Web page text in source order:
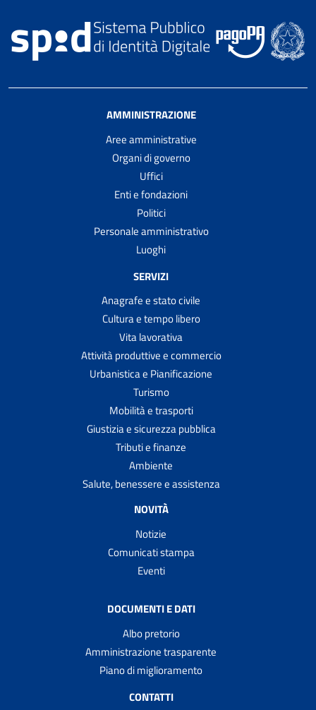
AMMINISTRAZIONE
Aree amministrative
Organi di governo
Uffici
Enti e fondazioni
Politici
Personale amministrativo
Luoghi
SERVIZI
Anagrafe e stato civile
Cultura e tempo libero
Vita lavorativa
Attività produttive e commercio
Urbanistica e Pianificazione
Turismo
Mobilità e trasporti
Giustizia e sicurezza pubblica
Tributi e finanze
Ambiente
Salute, benessere e assistenza
NOVITÀ
Notizie
Comunicati stampa
Eventi
DOCUMENTI E DATI
Albo pretorio
Amministrazione trasparente
Piano di miglioramento
CONTATTI